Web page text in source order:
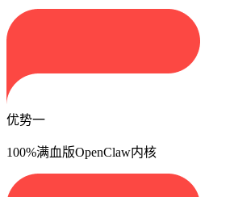
优势一
100%满血版OpenClaw内核